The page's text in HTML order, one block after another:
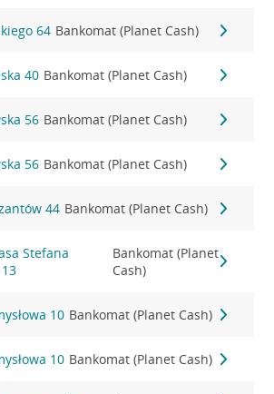
64 Bankomat (Planet Cash)
40 Bankomat (Planet Cash)
56 Bankomat (Planet Cash)
56 Bankomat (Planet Cash)
44 Bankomat (Planet Cash)
Stefana
Bankomat (Planet
Cash)
10 Bankomat (Planet Cash)
10 Bankomat (Planet Cash)